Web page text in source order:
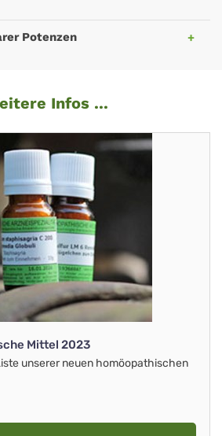
Potenzen
Infos ...
Mittel 2023
unserer neuen homöopathischen